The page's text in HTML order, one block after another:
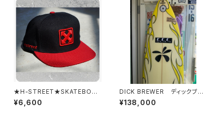
★H-STREET★SKATEBOAR
DING CAP エイチストリートマ
ーク キャップ H-STREET
¥6,600
DICK BREWER ディックブル
ーワーサーフボード ショート
ボード ユーズド 新中古
¥138,000